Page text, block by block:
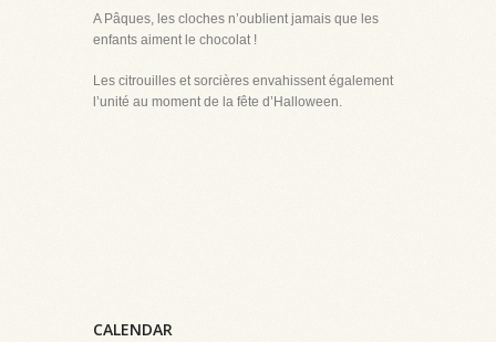
A Pâques, les cloches n’oublient jamais que les
enfants aiment le chocolat !
Les citrouilles et sorcières envahissent également
l’unité au moment de la fête d’Halloween.
CALENDAR